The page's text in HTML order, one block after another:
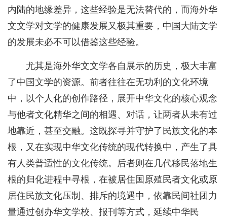
内陆的地缘差异，这些经验是无法替代的，而海外华
文文学对文学的健康发展又极其重要，中国大陆文学
的发展未必不可以借鉴这些经验。
尤其是海外华文文学各自展示的历史，极大丰富
了中国文学的资源。前者往往在无功利的文化环境
中，以个人化的创作路径，展开中华文化的核心观念
与他者文化精华之间的相遇、对话，让两者从未有过
地靠近，甚至交融。这既探寻并守护了民族文化的本
根，又在实现中华文化传统的现代转换中，产生了具
有人类普适性的文化传统。后者则在几代移民落地生
根的归化进程中寻根，在被居住国原殖民者文化或原
居住民族文化压制、排斥的境遇中，依靠民间社团力
量通过创办华文学校、报刊等方式，延续中华民